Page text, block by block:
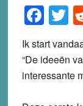
Ik start
“De ideeën
interessante